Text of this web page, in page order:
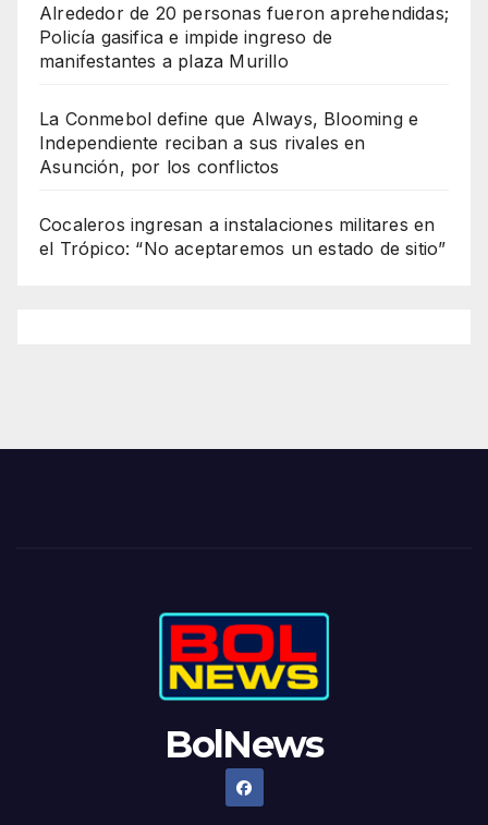
Alrededor de 20 personas fueron aprehendidas;
Policía gasifica e impide ingreso de
manifestantes a plaza Murillo
La Conmebol define que Always, Blooming e
Independiente reciban a sus rivales en
Asunción, por los conflictos
Cocaleros ingresan a instalaciones militares en
el Trópico: “No aceptaremos un estado de sitio”
BolNews